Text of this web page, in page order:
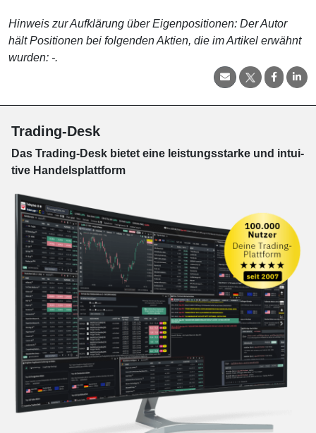
Hinweis zur Aufklärung über Eigenpositionen: Der Autor
hält Positionen bei folgenden Aktien, die im Artikel erwähnt
wurden: -.
Trading-Desk
Das Trading-Desk bie­tet eine leis­tungs­star­ke und in­tui­
tive Han­dels­platt­form